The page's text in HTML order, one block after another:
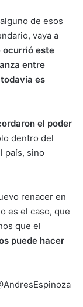
de esos
vaya a
ocurrió este
entre
es
el poder
dentro del
país, sino
renacer en
es el caso, que
que el
puede hacer